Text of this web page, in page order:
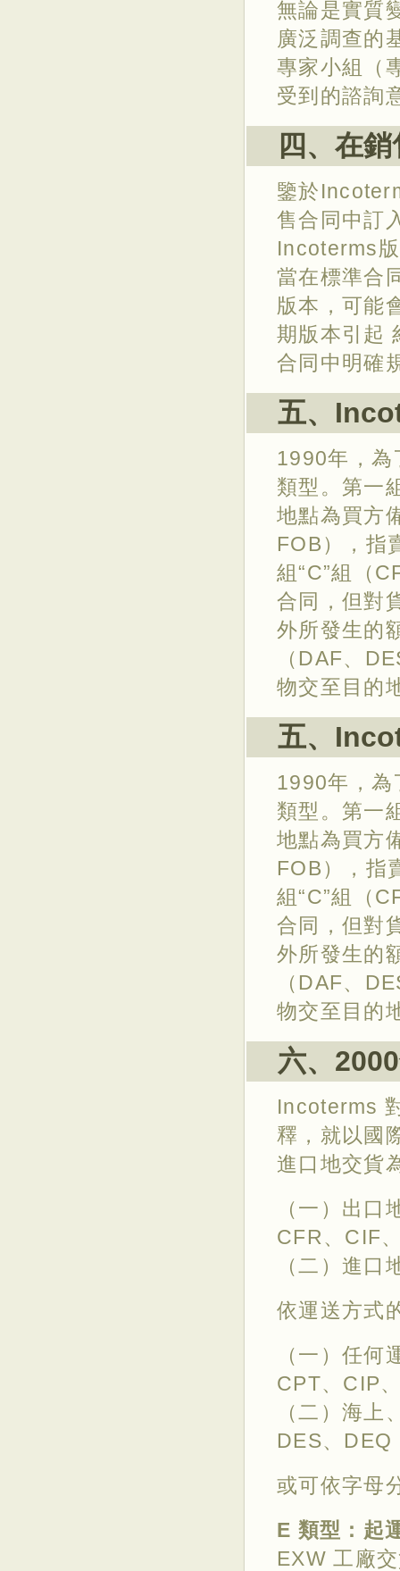
無論是實質
廣泛調查的
專家小組（
受到的諮詢
四、在
鑒於
售合同中訂
Incoterms
當在標準合
版本，可能
期版本引起
合同中明確
五、
1990年，為
類型。第一
地點為買方
FOB），指
組“C”組（
合同，但對
外所發生的
（DAF、
物交至目的
五、
1990年，為
類型。第一
地點為買方
FOB），指
組“C”組（
合同，但對
外所發生的
（DAF、
物交至目的
六、
Incoterms
釋，就以國
進口地交貨
（一）出
CFR、CIF
（二）進
依運送方式
（一）任
CPT、CIP
（二）海
DES、DEQ
或可依字母
E 類型：起
EXW 工廠